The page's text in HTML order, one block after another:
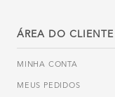
ÁREA DO CLIENTE
MINHA CONTA
MEUS PEDIDOS